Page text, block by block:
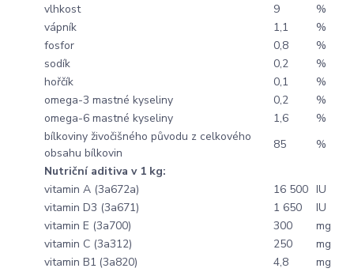
vlhkost
9
%
vápník
1,1
%
fosfor
0,8
%
sodík
0,2
%
hořčík
0,1
%
omega-3 mastné kyseliny
0,2
%
omega-6 mastné kyseliny
1,6
%
bílkoviny živočišného původu z celkového
obsahu bílkovin
85
%
Nutriční aditiva v 1 kg:
vitamin A (3a672a)
16 500 IU
vitamin D3 (3a671)
1 650
IU
vitamin E (3a700)
300
mg
vitamin C (3a312)
250
mg
vitamin B1 (3a820) 4,8
mg